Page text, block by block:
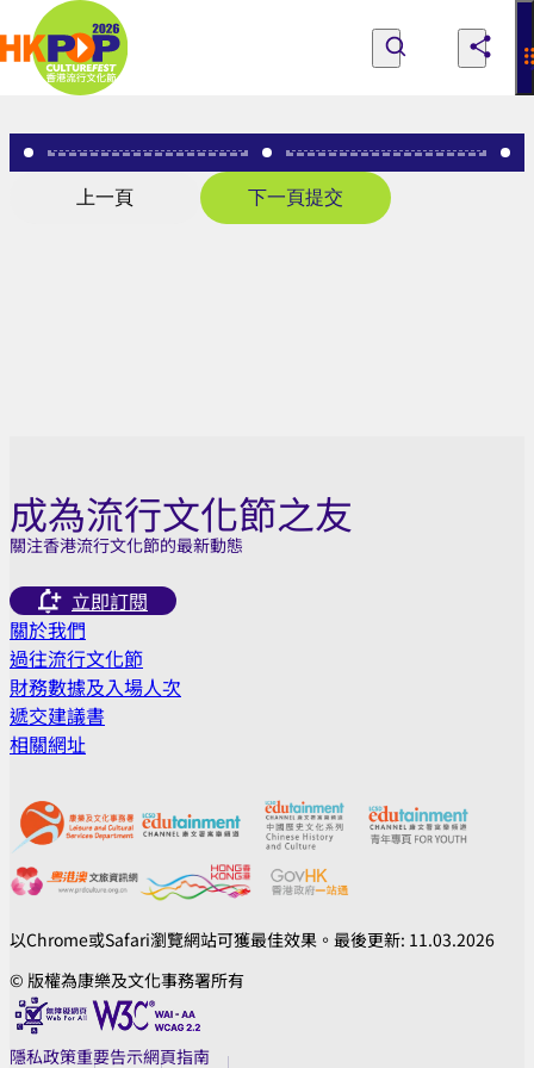
Skip to main content
Survey
|
香
節
關於香港流行文化節
成為流行文化節之友
探索節目、人們與地點
探索節目、人們與地點
上一頁 下一頁提交
成為流行文化節之友
關注香港流行文化節的最新動態
立即訂閱
關於我們
過往流行文化節
財務數據及入場人次
遞交建議書
相關網址
以Chrome或Safari瀏覽網站可獲最佳效果。最後更新: 11.03.2026
© 版權為康樂及文化事務署所有
隱私政策重要告示網頁指南